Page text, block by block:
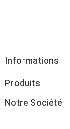
Informations
Produits
Notre Société